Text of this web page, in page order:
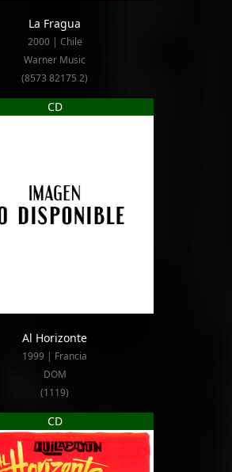
La Fragua
2000 | Chile
Warner Music
(8573 82175 2)
CD
Al Horizonte
1999 | Francia
DOM
(1119)
CD